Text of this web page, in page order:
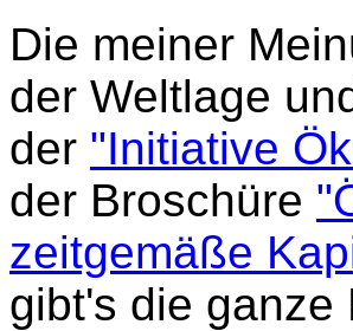
Die meiner
der Weltlage
der "Initiative
der Broschüre
zeitgemäße
gibt's die ganze